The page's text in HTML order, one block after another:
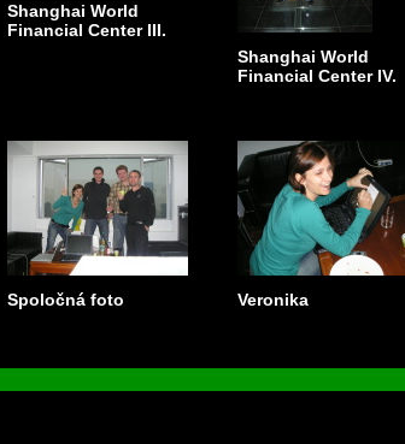
Shanghai World
Financial Center III.
Shanghai World
Financial Center IV.
Spoločná foto Veronika